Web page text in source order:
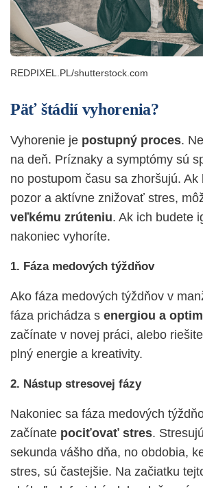
REDPIXEL.PL/shutterstock.com
Päť štádií vyhorenia?
Vyhorenie je postupný proces.
na deň. Príznaky a symptómy sú
no postupom času sa zhoršujú.
pozor a aktívne znižovať stres,
veľkému zrúteniu. Ak ich budete
nakoniec vyhoríte.
1. Fáza medových týždňov
Ako fáza medových týždňov v
fáza prichádza s energiou a
začínate v novej práci, alebo
plný energie a kreativity.
2. Nástup stresovej fázy
Nakoniec sa fáza medových
začínate pociťovať stres.
sekunda vášho dňa, no obdobia,
stres, sú častejšie. Na začiatku